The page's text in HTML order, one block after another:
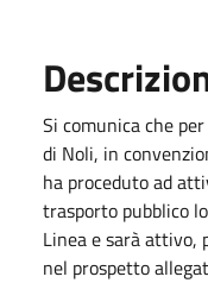
Si comunica che
di Noli, in
ha proceduto ad
trasporto pubblico
Linea e sarà attivo,
nel prospetto